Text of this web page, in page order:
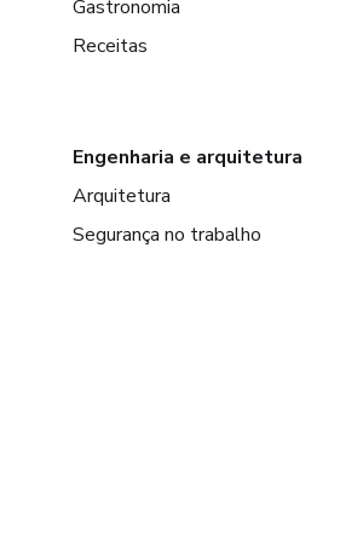
Gastronomia
Receitas
Engenharia e arquitetura
Arquitetura
Segurança no trabalho